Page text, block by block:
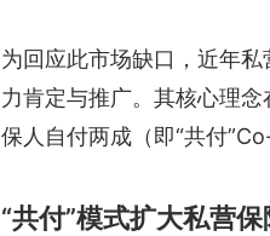
为回应此市场缺口，近年
力肯定与推广。其核心理
保人自付两成（即“共付
“共付”模式扩大私营